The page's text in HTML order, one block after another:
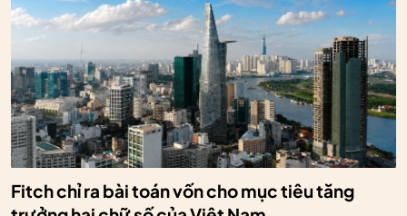
Fitch chỉ ra bài toán vốn cho mục tiêu tăng